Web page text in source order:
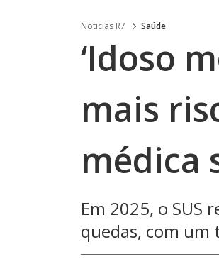
Noticias R7 Saúde
‘Idoso
mais
médica
Em 2025, o SUS
quedas, com